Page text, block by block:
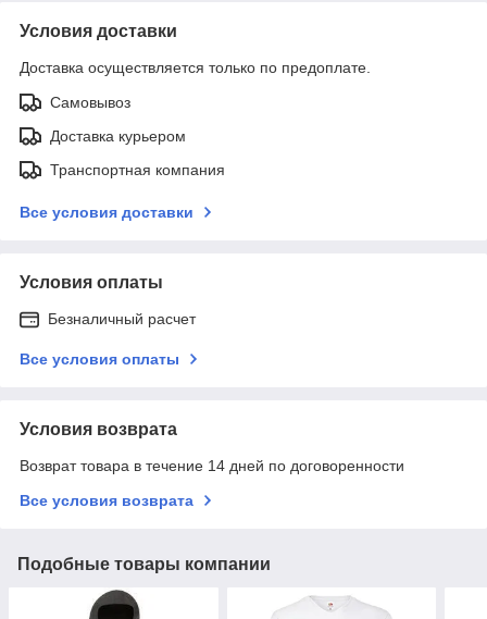
Условия доставки
Доставка осуществляется только по предоплате.
Самовывоз
Доставка курьером
Транспортная компания
Все условия доставки
Условия оплаты
Безналичный расчет
Все условия оплаты
Условия возврата
Возврат товара в течение 14 дней по договоренности
Все условия возврата
Подобные товары компании